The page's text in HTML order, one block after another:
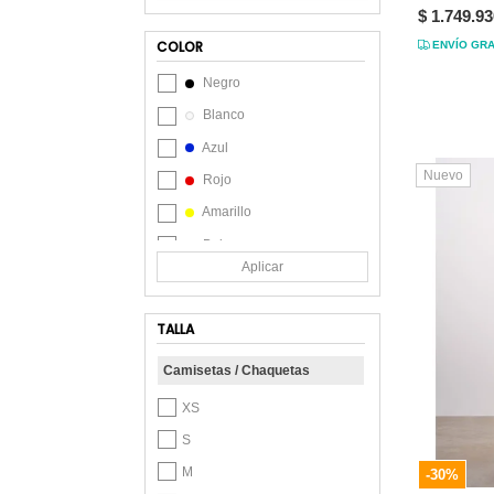
GAS
Gef
Mario Hernández
Masherland
Merrell
ON RUNNING
Ostu
PAIGE
COLOR
Negro
Blanco
Azul
Rojo
Amarillo
Beige
Chocolate
Crudo
Aplicar
TALLA
Camisetas / Chaquetas
XS
S
M
$
ENVÍO
Nuevo
-30%